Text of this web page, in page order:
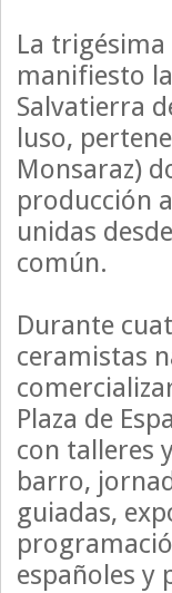
La
manifiesto
Salvatierra
luso,
Monsaraz)
producción
unidas
común.
Durante
ceramistas
Plaza de
con talleres
barro,
guiadas,
españoles y